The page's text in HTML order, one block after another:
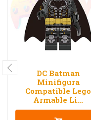
DC Batman
Minifigura
Compatible Lego
Armable Li...